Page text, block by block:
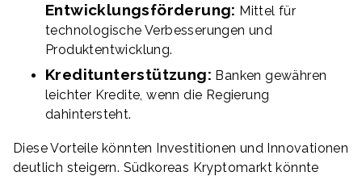
Entwicklungsförderung: Mittel für
technologische Verbesserungen und
Produktentwicklung.
Kreditunterstützung: Banken gewähren
leichter Kredite, wenn die Regierung
dahintersteht.
Diese Vorteile könnten Investitionen und Innovationen
deutlich steigern. Südkoreas Kryptomarkt könnte